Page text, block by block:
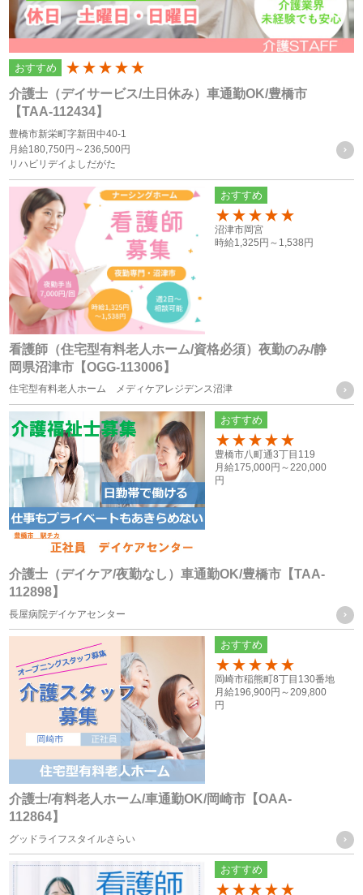
個人情報の利用目的
個人情報の利用目的は以下の通りです。利用目的を超えて利
当サイトにおけるユーザーへのサービスの提供
本サービスの利用に伴う連絡・各種お知らせ等の配信・送
付
ユーザーの承諾・申込みに基づく、本サービス利用企業等
への個人情報の提供
属性情報･端末情報・位置情報・行動履歴等に基づく広
告・コンテンツ等の配信・表示、本サービスの提供
本サービスの改善・新規サービスの開発・マーケティング
活動
本サービスに関するご意見、お問い合わせの確認・回答
個人情報の第三者への提供
当社は、次に掲げる場合を除き、お客様の個人情報を第三者
に提供することはございません。
（１） ご本人様の同意がある場合
（２） 法令に基づく場合
（３） 人の生命、身体又は財産の保護のために必要がある場
合であって、ご本人様の同意を得ることが困難な場合
（４） 公衆衛生の向上又は児童の健全な育成の推進のために
特に必要がある場合であって、ご本人様の同意を得ることが
困難な場合
（５） 国の機関もしくは地方公共団体又はその委託を受けた
者が法令の定める事務を遂行することに対して協力する必要
がある場合であって、ご本人様の同意を得ることによって当
該事務の遂行に支障を及ぼすおそれがある場合
（６） 業務を円滑に遂行するため、利用目的の達成に必要な
範囲内で個人情報の取扱いの全部又は一部を委託する場合
個人情報の共同利用
当社は、お客様から取得した個人情報を、下記に記載したグ
ループ会社間で共同利用をする場合があります。
介護士（デイサービス/土日休み）車通勤OK/豊橋市
【TAA-112434】
豊橋市新栄町字新田中40-1
月給180,750円～ 236,500円
リハビリデイよしだがた
おすすめ
200
看護師（住宅型有料老人ホーム/資格必須）夜勤のみ/静
岡県沼津市【OGG-113006】
住宅型有料老人ホーム メディケアレジデンス沼津
おすすめ
150
沼津市岡宮
時給1,325円～ 1,538円
介護士（デイケア/夜勤なし）車通勤OK/豊橋市【TAA-
112898】
長屋病院デイケアセンター
おすすめ
100
豊橋市八町通3丁目119
月給175,000円～ 220,000
円
介護士/有料老人ホーム/車通勤OK/岡崎市【OAA-
112864】
グッドライフスタイルさらい
おすすめ
100
岡崎市稲熊町8丁目130番地
月給196,900円～ 209,800
円
おすすめ